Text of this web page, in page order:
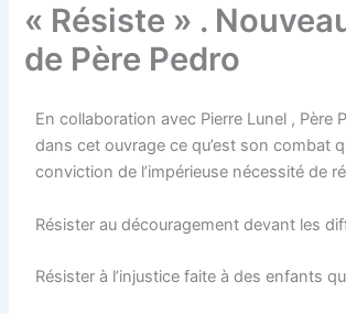
« Résiste » .
de Père Pedro
En collaboration avec Pierre Lunel , Père
dans cet ouvrage ce qu’est son combat
conviction de l’impérieuse nécessité de
Résister au découragement devant les
Résister à l’injustice faite à des enfants